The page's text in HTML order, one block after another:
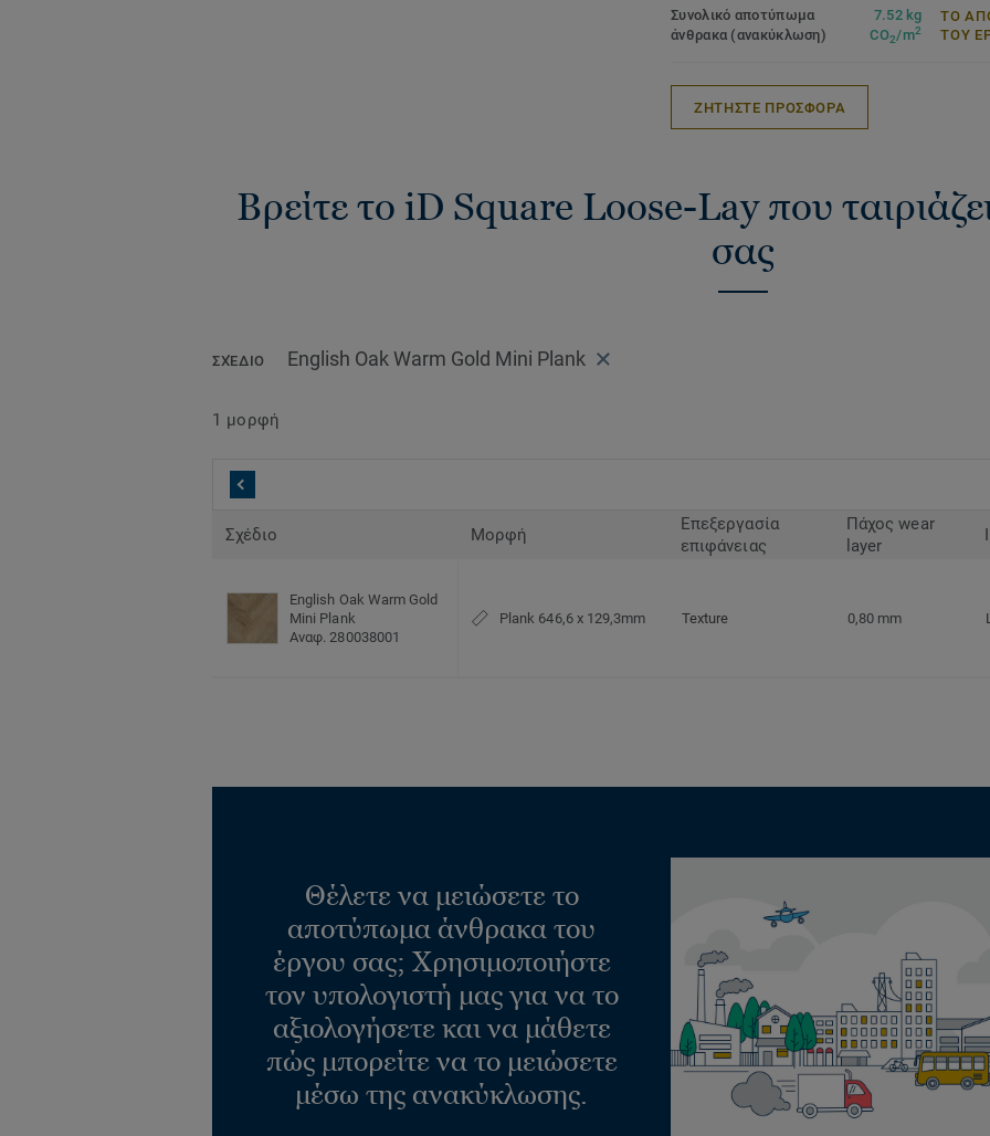
Συνολικό αποτύπωμα
άνθρακα (ανακύκλωση)
7.52 kg
CO2/m2
ΤΟ
ΤΟΥ
ΖΗΤΗΣΤΕ ΠΡΟΣΦΟΡΑ
Βρείτε το iD Square Loose-Lay που
σας
ΣΧΈΔΙΟ English Oak Warm Gold Mini Plank
1 μορφή
Σχέδιο Μορφή
Επεξεργασία
επιφάνειας
Πάχος wear
layer
English Oak Warm Gold
Mini Plank
Αναφ. 280038001
Plank 646,6 x 129,3mm Texture 0,80 mm
Θέλετε να μειώσετε το
αποτύπωμα άνθρακα του
έργου σας; Χρησιμοποιήστε
τον υπολογιστή μας για να το
αξιολογήσετε και να μάθετε
πώς μπορείτε να το μειώσετε
μέσω της ανακύκλωσης.